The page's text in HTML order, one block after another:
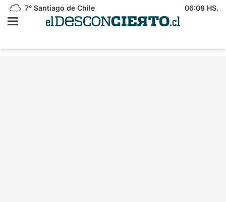
7° Santiago de Chile 06:08 HS.